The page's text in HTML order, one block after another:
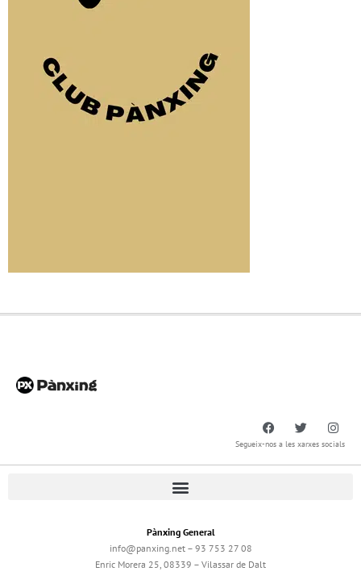
Segueix-nos a les xarxes socials
Pànxing General
info@panxing.net – 93 753 27 08
Enric Morera 25, 08339 – Vilassar de Dalt